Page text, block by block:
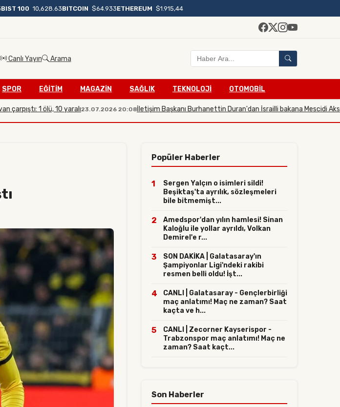
BIST 100 10,628.63BITCOIN $64.933ETHEREUM $1.915,44
Canlı Yayın Arama
SPOR EĞİTİM MAGAZİN SAĞLIK TEKNOLOJİ OTOMOBİL
1 ölü, 10 yaralı23.07.2026 20:08İletişim Başkanı Burhanettin Duran'dan İsrailli bakana Mescidi Aksa tepkisi
Popüler Haberler
1
Sergen Yalçın o isimleri sildi!
Beşiktaş'ta ayrılık, sözleşmeleri
bile bitmemişt...
2
Amedspor'dan yılın hamlesi! Sinan
Kaloğlu ile yollar ayrıldı, Volkan
Demirel'e r...
3
SON DAKİKA | Galatasaray'ın
Şampiyonlar Ligi'ndeki rakibi
resmen belli oldu! İşt...
4
CANLI | Galatasaray - Gençlerbirliği
maç anlatımı! Maç ne zaman? Saat
kaçta ve h...
5
CANLI | Zecorner Kayserispor -
Trabzonspor maç anlatımı! Maç ne
zaman? Saat kaçt...
Son Haberler